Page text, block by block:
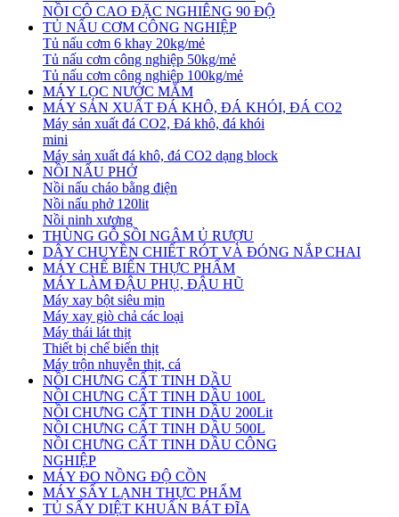
NỒI CÔ CAO ĐẶC NGHIÊNG 90 ĐỘ
TỦ NẤU CƠM CÔNG NGHIỆP
Tủ nấu cơm 6 khay 20kg/mẻ
Tủ nấu cơm công nghiệp 50kg/mẻ
Tủ nấu cơm công nghiệp 100kg/mẻ
MÁY LỌC NƯỚC MẮM
MÁY SẢN XUẤT ĐÁ KHÔ, ĐÁ KHÓI, ĐÁ CO2
Máy sản xuất đá CO2, Đá khô, đá khói
mini
Máy sản xuất đá khô, đá CO2 dạng block
NỒI NẤU PHỞ
Nồi nấu cháo bằng điện
Nồi nấu phở 120lit
Nồi ninh xương
THÙNG GỖ SỒI NGÂM Ủ RƯỢU
DÂY CHUYỀN CHIẾT RÓT VÀ ĐÓNG NẮP CHAI
MÁY CHẾ BIẾN THỰC PHẨM
MÁY LÀM ĐẬU PHỤ, ĐẬU HŨ
Máy xay bột siêu mịn
Máy xay giò chả các loại
Máy thái lát thịt
Thiết bị chế biến thịt
Máy trộn nhuyễn thịt, cá
NỒI CHƯNG CẤT TINH DẦU
NỒI CHƯNG CẤT TINH DẦU 100L
NỒI CHƯNG CẤT TINH DẦU 200Lit
NỒI CHƯNG CẤT TINH DẦU 500L
NỒI CHƯNG CẤT TINH DẦU CÔNG
NGHIỆP
MÁY ĐO NỒNG ĐỘ CỒN
MÁY SẤY LẠNH THỰC PHẨM
TỦ SẤY DIỆT KHUẨN BÁT ĐĨA